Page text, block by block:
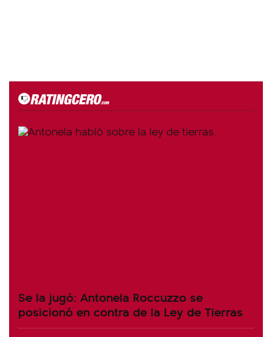
Se la jugó: Antonela Roccuzzo se
posicionó en contra de la Ley de Tierras